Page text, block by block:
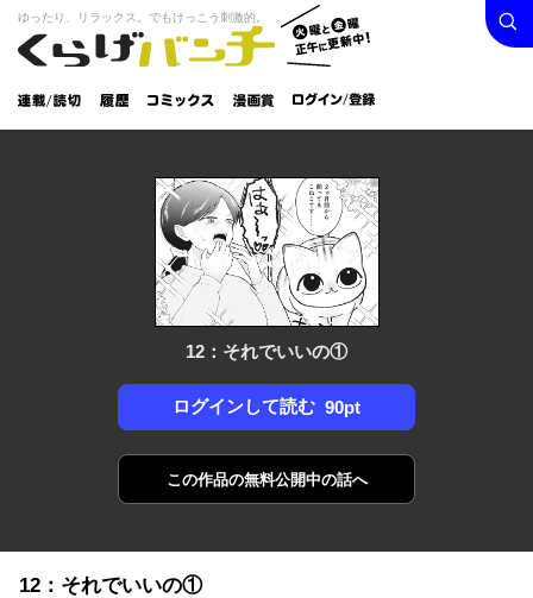
くらげバンチ
火曜と
金曜正
午に更
新中！
ゆったり、リラックス。でもけっこう刺激的。
連載/読
切
履
歴
コミック
漫画
賞
ログイン /
登録
検索
12：それでいいの①
ログインして読む 90pt
この作品の無料公開中の話へ
12：それでいいの①